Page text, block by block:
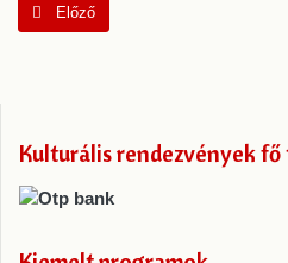
Előző cikk: Hétvégi Tehetségpaletta
Előző
Kulturális rendezvények